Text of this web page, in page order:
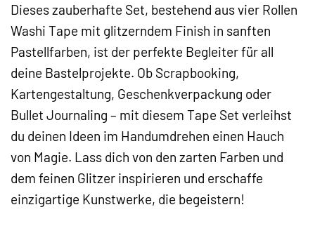
Dieses zauberhafte Set, bestehend aus vier Rollen
Washi Tape mit glitzerndem Finish in sanften
Pastellfarben, ist der perfekte Begleiter für all
deine Bastelprojekte. Ob Scrapbooking,
Kartengestaltung, Geschenkverpackung oder
Bullet Journaling – mit diesem Tape Set verleihst
du deinen Ideen im Handumdrehen einen Hauch
von Magie. Lass dich von den zarten Farben und
dem feinen Glitzer inspirieren und erschaffe
einzigartige Kunstwerke, die begeistern!